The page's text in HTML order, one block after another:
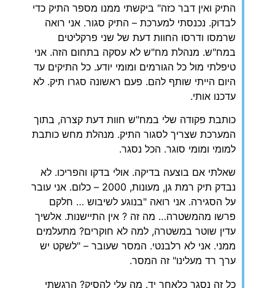
התיק ואין דבר כזה" ביקשתי ממנו מספר התיק כדי
לבדוק. נכנסתי למערכת – התיק סגור. אני רואה
שרמסו ודרסו החוות דעת של שני פרקליטים
במח"ש. מנהלת מח"ש לא עסקה בתחום הזה. אני
טיפלתי מול כל הגורמים ומומי יודע. כל התיקים עד
היום הייתי שותף להם. פעם ראשונה סגרו תיק. לא
עדכנו אותי.
‏כותבת פקודה שלי במח"ש חוות דעת קצרה, בתוך
המערכת שצריך לסגור התיק. מנהלת מחש כותבת
למומי ומומי סוגר. הכל נסגר.
‏שאלתי אם בוצעה בדיקה. אולי בדקו והפריכו. לא
נבדק תיק רמת גן, מעונות, 2000 – כלום. אני עובר
על הסגירה. אני רואה "בנוגע לשיבוש … חלקם
פרשו מהמשטרה… מה זה ? אין התיישנות. אלשיך
עדין שוטר במשטרה, למה לא חוקרים? מתעלמים
ממני. אני לא רלבנטי. המסר שעובר – "לשקט יש
ערך רד מעלינו" זה המסר.
‏כל זה נסגר כלאחר יד. מה עלי להסיק? הרגשתי